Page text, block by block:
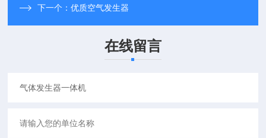
下一个：优质空气发生器
在线留言